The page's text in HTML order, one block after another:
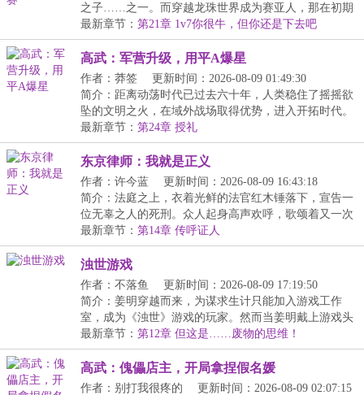
之子……之一。而穿越龙珠世界成为赛亚人，那在初期
就...
最新章节： 第21章 1v7你很牛，但你还是下去吧
高武：军营升级，用平A爆星
作者：莽签
更新时间：2026-08-09 01:49:30
简介：距离动荡时代已过去六十年，人类稳住了摇摇欲
坠的文明之火，在域外战场取得优势，进入开拓时代。
梁...
最新章节： 第24章 授礼
东京律师：我就是正义
作者：许今蓝
更新时间：2026-08-09 16:43:18
简介：法庭之上，衣着光鲜的法官红木锤落下，宣告一
位无辜之人的死刑。众人起身高声欢呼，歌颂着又一次
的...
最新章节： 第14章 传呼证人
浊世游戏
作者：不落鱼
更新时间：2026-08-09 17:19:50
简介：姜明穿越而来，为谋求生计只能加入游戏工作
室，成为《浊世》游戏的玩家。然而当姜明戴上游戏头
盔的...
最新章节： 第12章 但这是……废物的思维！
高武：傀儡店主，开局拿捏假名媛
作者：别打我很疼的
更新时间：2026-08-09 02:07:15